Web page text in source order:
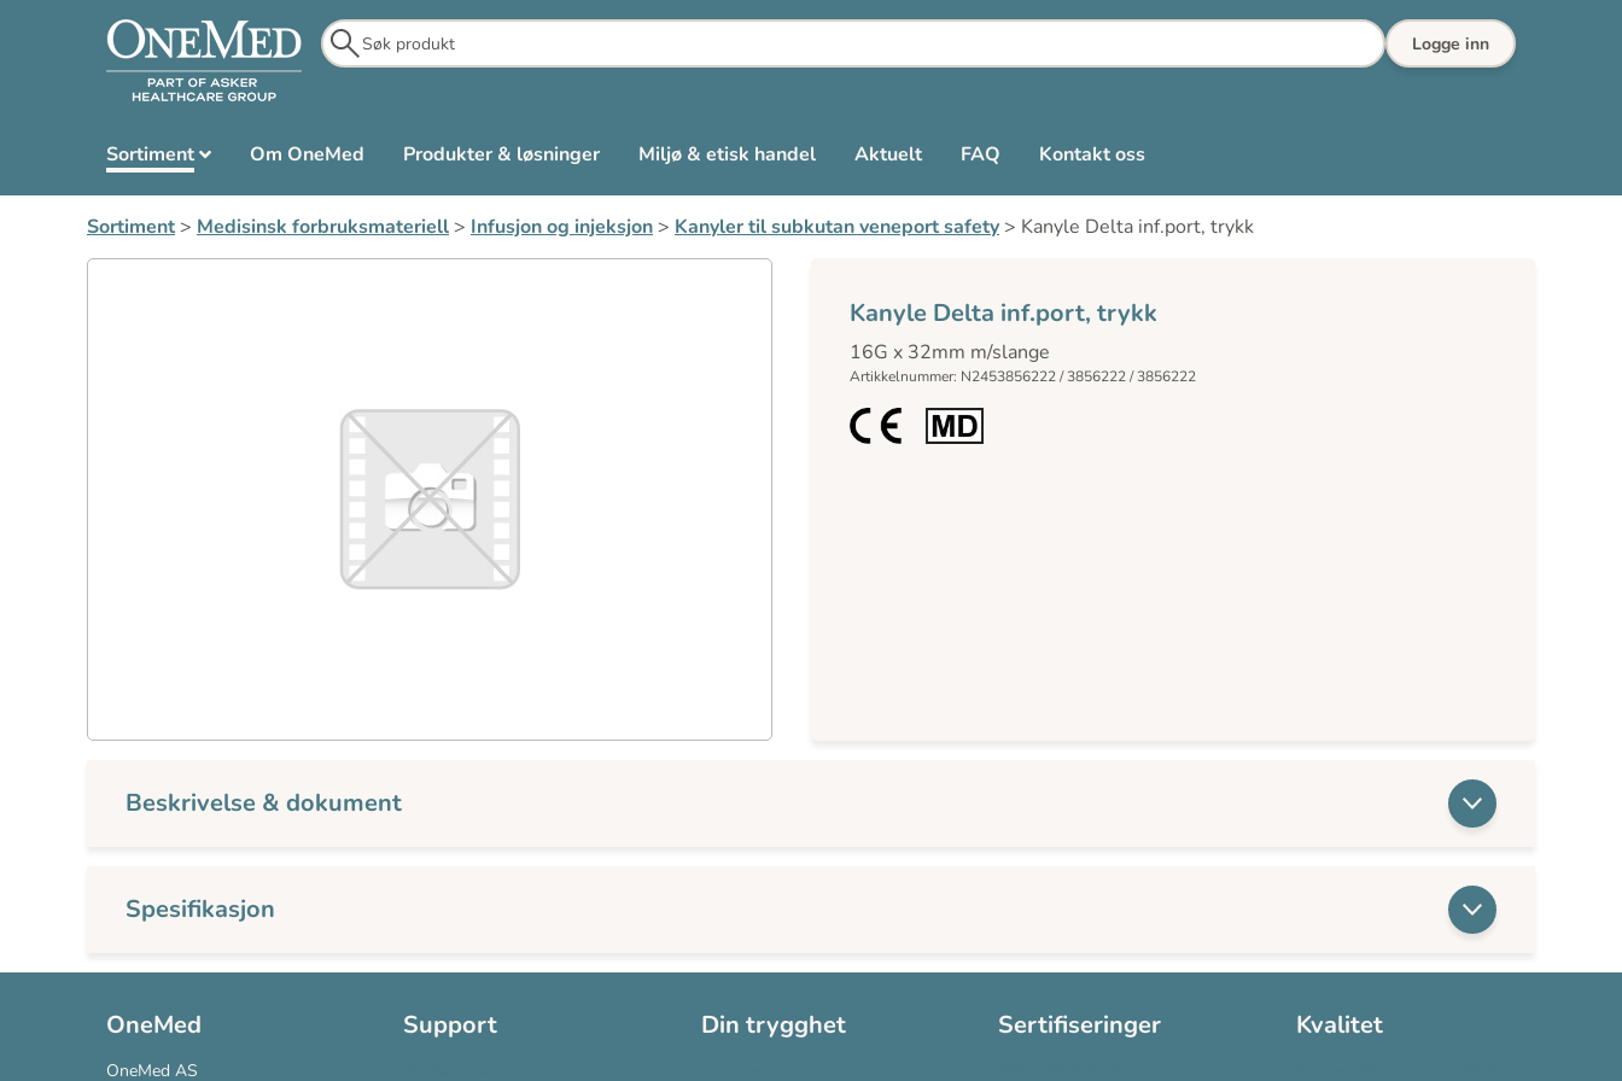
Logge inn
Sortiment Om OneMed Produkter & løsninger Miljø & etisk handel Aktuelt FAQ Kontakt oss
Sortiment> Medisinsk forbruksmateriell> Infusjon og injeksjon> Kanyler til subkutan veneport safety> Kanyle Delta inf.port, trykk
Kanyle Delta inf.port, trykk
16G x 32mm m/slange
Artikkelnummer: N2453856222 / 3856222 / 3856222
Beskrivelse & dokument
Spesifikasjon
OneMed
OneMed AS
Support Din trygghet Sertifiseringer Kvalitet